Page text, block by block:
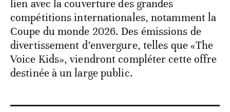
lien avec la couverture des grandes
compétitions internationales, notamment la
Coupe du monde 2026. Des émissions de
divertissement d’envergure, telles que «The
Voice Kids», viendront compléter cette offre
destinée à un large public.